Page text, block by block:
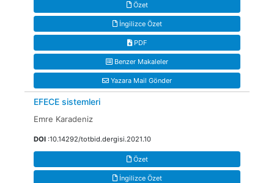
Özet
İngilizce Özet
PDF
Benzer Makaleler
Yazara Mail Gönder
EFECE sistemleri
Emre Karadeniz
DOI :10.14292/totbid.dergisi.2021.10
Özet
İngilizce Özet